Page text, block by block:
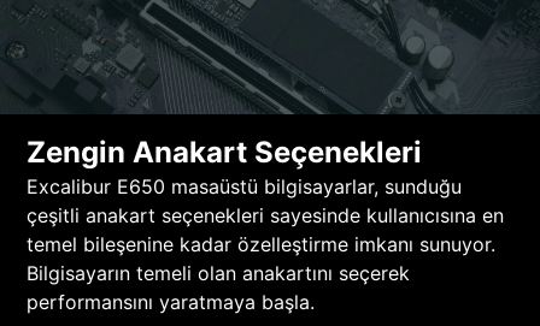
Zengin Anakart Seçenekleri
Excalibur E650 masaüstü bilgisayarlar, sunduğu
çeşitli anakart seçenekleri sayesinde kullanıcısına en
temel bileşenine kadar özelleştirme imkanı sunuyor.
Bilgisayarın temeli olan anakartını seçerek
performansını yaratmaya başla.